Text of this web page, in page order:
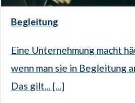
Begleitung
Eine Unternehmung macht
wenn man sie in Begleitung
Das gilt... [...]